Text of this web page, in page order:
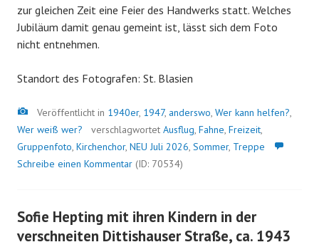
zur gleichen Zeit eine Feier des Handwerks statt. Welches
Jubiläum damit genau gemeint ist, lässt sich dem Foto
nicht entnehmen.
Standort des Fotografen: St. Blasien
Bild
Veröffentlicht in 1940er, 1947, anderswo, Wer kann helfen?,
Wer weiß wer?
verschlagwortet Ausflug, Fahne, Freizeit,
Gruppenfoto, Kirchenchor, NEU Juli 2026, Sommer, Treppe
Schreibe einen Kommentar (ID: 70534)
Sofie Hepting mit ihren Kindern in der
verschneiten Dittishauser Straße, ca. 1943